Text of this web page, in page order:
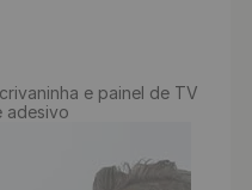
e painel de TV